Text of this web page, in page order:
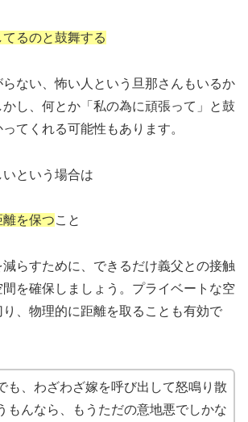
るのと鼓舞する
ない、怖い人という旦那さんもいるか
かし、何とか「私の為に頑張って」と鼓
てくれる可能性もあります。
という場合は
を保つこと
らすために、できるだけ義父との接触
を確保しましょう。プライベートな空
、物理的に距離を取ることも有効で
も、わざわざ嫁を呼び出して怒鳴り散
もんなら、もうただの意地悪でしかな